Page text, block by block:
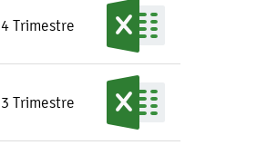
4 Trimestre
3 Trimestre